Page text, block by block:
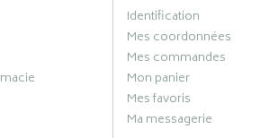
Identification
Mes coordonnées
Mes commandes
Mon panier
Mes favoris
Ma messagerie